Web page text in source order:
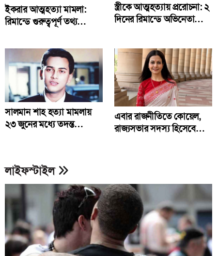
ইকরার আত্মহত্যা মামলা:
রিমান্ডে গুরুত্বপূর্ণ তথ্য
স্ত্রীকে আত্মহত্যায় প্ররোচনা: ২
দিনের রিমান্ডে অভিনেতা
সালমান শাহ হত্যা মামলায়
২৩ জুনের মধ্যে তদন্ত
এবার রাজনীতিতে কোয়েল,
রাজ্যসভার সদস্য হিসেবে
লাইফস্টাইল